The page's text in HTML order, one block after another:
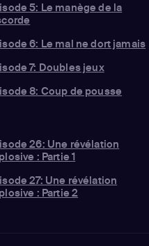
5: Le manège de la
6: Le mal ne dort jamais
7: Doubles jeux
8: Coup de pousse
26: Une révélation
: Partie 1
27: Une révélation
: Partie 2